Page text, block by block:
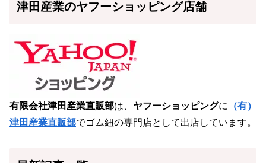
津田産業のヤフーショッピング店舗
有限会社津田産業直販部は、 ヤフーショッピングに
（有）
津田産業直販部でゴム紐の専門店として出店しています。